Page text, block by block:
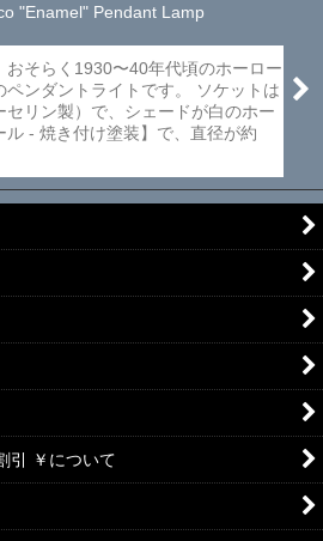
"Enamel" Pendant Lamp
おそらく1930〜40年代頃のホーロー
ペンダントライトです。 ソケットは
セリン製）で、シェードが白のホー
ル - 焼き付け塗装】で、直径が約
引 ￥について